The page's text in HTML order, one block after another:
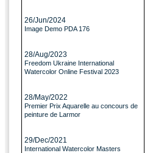
26/Jun/2024
Image Demo PDA 176
28/Aug/2023
Freedom Ukraine International
Watercolor Online Festival 2023
28/May/2022
Premier Prix Aquarelle au concours de
peinture de Larmor
29/Dec/2021
International Watercolor Masters